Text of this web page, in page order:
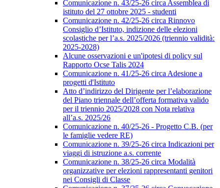
Comunicazione n. 43/25-26 circa Assemblea di
istituto del 27 ottobre 2025 - studenti
Comunicazione n. 42/25-26 circa Rinnovo
Consiglio d’Istituto, indizione delle elezioni
scolastiche per l’a.s. 2025/2026 (triennio validità:
2025-2028)
Alcune osservazioni e un'ipotesi di policy sul
Rapporto Ocse Talis 2024
Comunicazione n. 41/25-26 circa Adesione a
progetti d'Istituto
Atto d’indirizzo del Dirigente per l’elaborazione
del Piano triennale dell’offerta formativa valido
per il triennio 2025/2028 con Nota relativa
all’a.s. 2025/26
Comunicazione n. 40/25-26 - Progetto C.B. (per
le famiglie vedere RE)
Comunicazione n. 39/25-26 circa Indicazioni per
viaggi di istruzione a.s. corrente
Comunicazione n. 38/25-26 circa Modalità
organizzative per elezioni rappresentanti genitori
nei Consigli di Classe